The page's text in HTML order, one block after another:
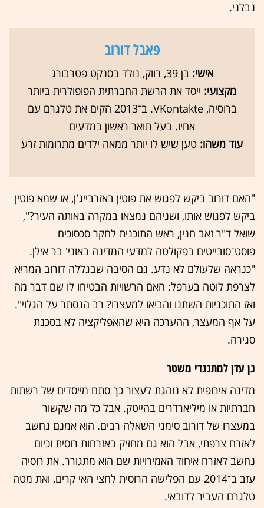
נבלני.
פאבל דורוב
אישי:בן 39, רווק, נולד בסנקט פטרבורג
מקצועי: ייסד את הרשת החברתית הפופולרית ביותר
ברוסיה, VKontakte. ב־2013 הקים את טלגרם עם
אחיו. בעל תואר ראשון במדעים
עוד משהו: טען שיש לו יותר ממאה ילדים מתרומות זרע
"האם דורוב ביקש לפגוש את פוטין באזרבייג'ן, או שמא פוטין
ביקש לפגוש אותו, ושניהם נמצאו במקרה באותה העיר?",
שואל ד"ר זאב חנין, ראש התוכנית לחקר סכסוכים
פוסט־סובייטים בפקולטה למדעי המדינה באוני' בר אילן.
"כנראה שלעולם לא נדע. גם הסיבה שבגללה דורוב המריא
לצרפת לוטה בערפל: האם הרשויות הבטיחו לו שם דבר מה
ואז התוכניות השתנו והביאו למעצרו? רב הנסתר על הגלוי".
על אף המעצר, ההערכה היא שהאפליקציה לא בסכנת
סגירה.
גן עדן למתנגדי משטר
מדינה אירופית לא נוהגת לעצור כך סתם מייסדים של רשתות
חברתיות או מיליארדרים בהייטק. אבל כל מה שקשור
במעצרו של דורוב סימני השאלה רבים. הוא אמנם נחשב
לאזרח צרפתי, אבל הוא גם מחזיק באזרחות רוסית וכיום
נחשב לאזרח איחוד האמירויות שם הוא מתגורר. את רוסיה
עזב ב־2014 עם הפלישה הרוסית לחצי האי קרים, ואת מטה
טלגרם העביר לדובאי.